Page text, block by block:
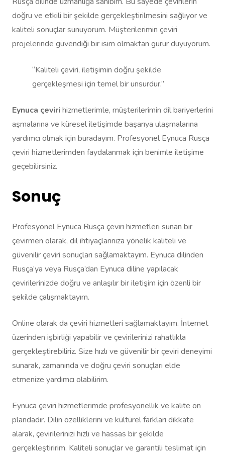
doğru ve etkili bir şekilde gerçekleştirilmesini sağlıyor ve
kaliteli sonuçlar sunuyorum. Müşterilerimin çeviri
projelerinde güvendiği bir isim olmaktan gurur duyuyorum.
“Kaliteli çeviri, iletişimin doğru şekilde
gerçekleşmesi için temel bir unsurdur.”
Eynuca çeviri hizmetlerimle, müşterilerimin dil bariyerlerini
aşmalarına ve küresel iletişimde başarıya ulaşmalarına
yardımcı olmak için buradayım. Profesyonel Eynuca Rusça
çeviri hizmetlerimden faydalanmak için benimle iletişime
geçebilirsiniz.
Sonuç
Profesyonel Eynuca Rusça çeviri hizmetleri sunan bir
çevirmen olarak, dil ihtiyaçlarınıza yönelik kaliteli ve
güvenilir çeviri sonuçları sağlamaktayım. Eynuca dilinden
Rusça’ya veya Rusça’dan Eynuca diline yapılacak
çevirilerinizde doğru ve anlaşılır bir iletişim için özenli bir
şekilde çalışmaktayım.
Online olarak da çeviri hizmetleri sağlamaktayım. İnternet
üzerinden işbirliği yapabilir ve çevirilerinizi rahatlıkla
gerçekleştirebiliriz. Size hızlı ve güvenilir bir çeviri deneyimi
sunarak, zamanında ve doğru çeviri sonuçları elde
etmenize yardımcı olabilirim.
Eynuca çeviri hizmetlerimde profesyonellik ve kalite ön
plandadır. Dilin özelliklerini ve kültürel farkları dikkate
alarak, çevirilerinizi hızlı ve hassas bir şekilde
gerçekleştiririm. Kaliteli sonuçlar ve garantili teslimat için